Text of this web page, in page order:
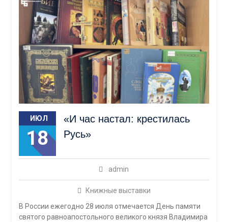
ИЮЛ
18
«И час настал: крестилась
Русь»
admin
Книжные выставки
В России ежегодно 28 июля отмечается День памяти
святого равноапостольного великого князя Владимира